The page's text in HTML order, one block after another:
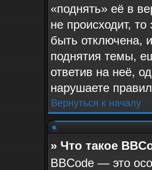
«поднять» её в
не происходит,
быть отключена,
поднятия темы,
ответив на неё,
нарушаете
Вернуться к началу
» Что такое
BBCode — это